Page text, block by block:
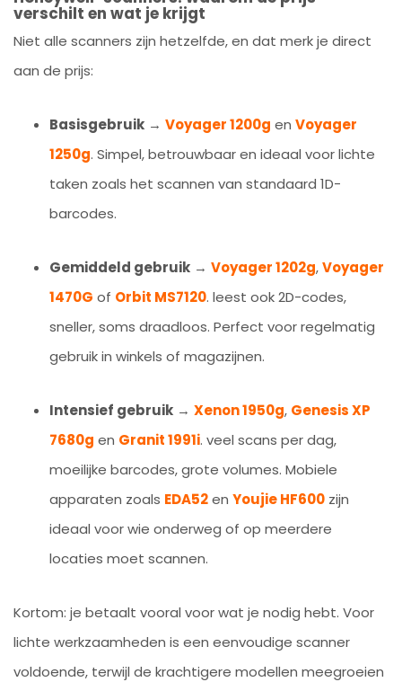
verschilt en wat je krijgt
Niet alle scanners zijn hetzelfde, en dat merk je direct
aan de prijs:
Basisgebruik → Voyager 1200g en Voyager
1250g. Simpel, betrouwbaar en ideaal voor lichte
taken zoals het scannen van standaard 1D-
barcodes.
Gemiddeld gebruik → Voyager 1202g,Voyager
1470G of Orbit MS7120. leest ook 2D-codes,
sneller, soms draadloos. Perfect voor regelmatig
gebruik in winkels of magazijnen.
Intensief gebruik → Xenon 1950g, Genesis XP
7680g en Granit 1991i. veel scans per dag,
moeilijke barcodes, grote volumes. Mobiele
apparaten zoals EDA52en Youjie HF600 zijn
ideaal voor wie onderweg of op meerdere
locaties moet scannen.
Kortom: je betaalt vooral voor wat je nodig hebt. Voor
lichte werkzaamheden is een eenvoudige scanner
voldoende, terwijl de krachtigere modellen meegroeien